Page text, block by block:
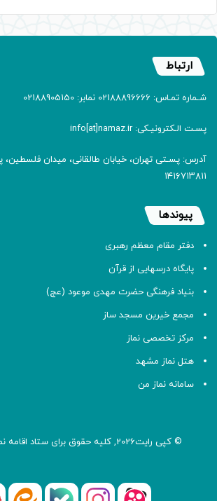
ارتباط
شـماره تمـاس: 02188896666 نمابر: 02188905150
پسـت الـکترونیـکی: info[at]namaz.ir
۱۴۱۶۷۱۳۸۱۱
پیوندها
دفتر مقام معظم رهبری
پایگاه درسهایی از قرآن
بنیاد فرهنگی حضرت مهدی موعود (عج)
مجمع خیرین مسجد ساز
مرکز تخصصی نماز
هتل نماز مشهد
سامانه نماز من
© کپی رایت2026, کلیه حقوق برای ستاد اقامه